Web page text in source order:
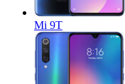
Mi 9T